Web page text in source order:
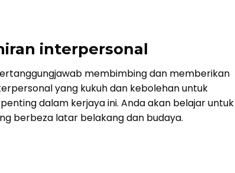
interpersonal
membimbing dan memberikan
yang kukuh dan kebolehan untuk
dalam kerjaya ini. Anda akan belajar untuk
berbeza latar belakang dan budaya.